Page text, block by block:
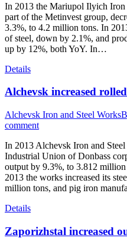
In 2013 the Mariupol Ilyich
part of the Metinvest group,
3.3%, to 4.2 million tons. In
of steel, down by 2.1%, and
up by 12%, both YoY. In…
Details
Alchevsk increased
Alchevsk Iron and Steel Works
comment
In 2013 Alchevsk Iron and
Industrial Union of Donbass
output by 9.3%, to 3.812
2013 the works increased its
million tons, and pig iron
Details
Zaporizhstal increased